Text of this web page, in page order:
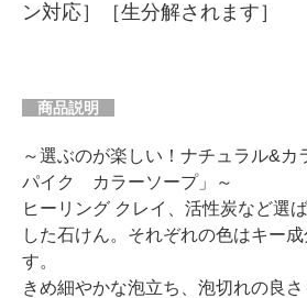
ン対応］［生分解されます］
商品説明
～選ぶのが楽しい！ナチュラル&カ
パイク カラーソープ」～
ヒーリング クレイ、活性炭など選
した石けん。それぞれの色はキー
す。
きめ細やかな泡立ち、泡切れの良